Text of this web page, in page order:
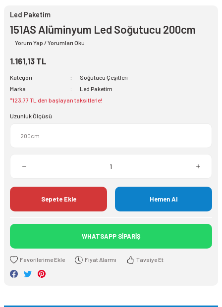
Led Paketim
151AS Alüminyum Led Soğutucu 200cm
Yorum Yap / Yorumları Oku
1.161,13 TL
Kategori
Soğutucu Çeşitleri
Marka
Led Paketim
*123,77 TL den başlayan taksitlerle!
Uzunluk Ölçüsü
Sepete Ekle Hemen Al
WHATSAPP SİPARİŞ
Fiyat Alarmı Tavsiye Et